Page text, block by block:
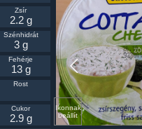
Ikonnak
beállít
Zsír
2.2 g
Szénhidrát
3 g
Fehérje
13 g
Rost
Cukor
2.9 g